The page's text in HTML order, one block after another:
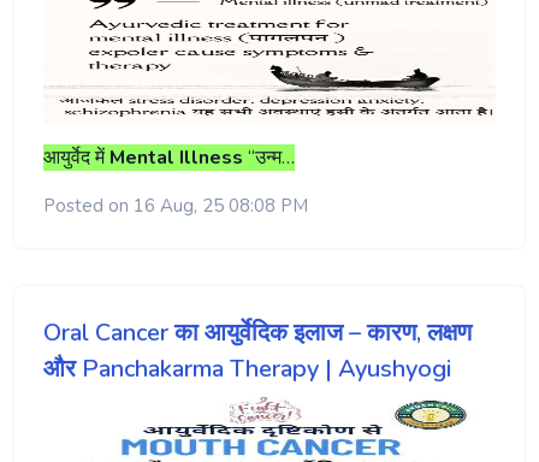
आयुर्वेदमें Mental Illness “उन्म…
Posted on 16 Aug, 25 08:08 PM
Oral Cancer का आयुर्वेदिक इलाज – कारण, लक्षण
और Panchakarma Therapy | Ayushyogi